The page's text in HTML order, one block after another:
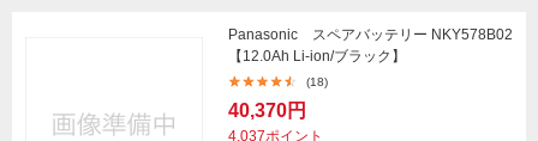
Panasonic スペアバッテリー NKY578B02
【12.0Ah Li-ion/ブラック】
(18)
40,370円
4,037ポイント